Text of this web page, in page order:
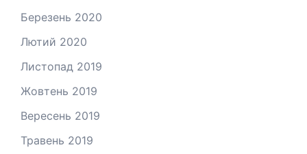
Березень 2020
Лютий 2020
Листопад 2019
Жовтень 2019
Вересень 2019
Травень 2019